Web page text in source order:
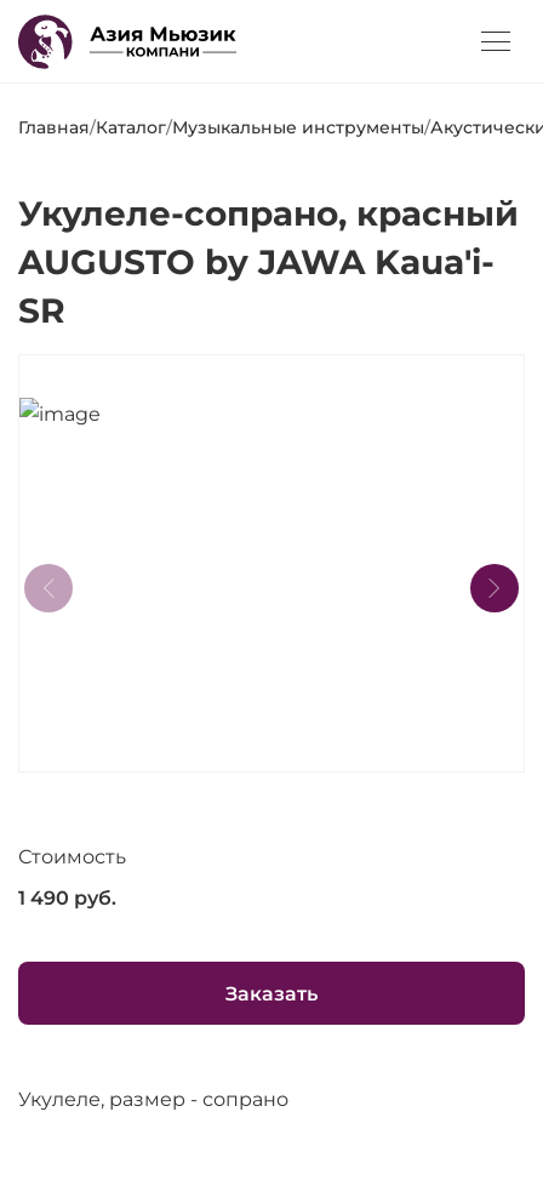
Главная/Каталог/Музыкальные инструменты/
Укулеле-сопрано, красный
AUGUSTO by JAWA Kaua'i-
SR
Стоимость
1 490 руб.
Заказать
Укулеле, размер - сопрано